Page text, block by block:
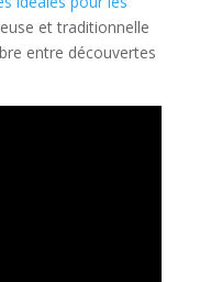
et traditionnelle
entre découvertes